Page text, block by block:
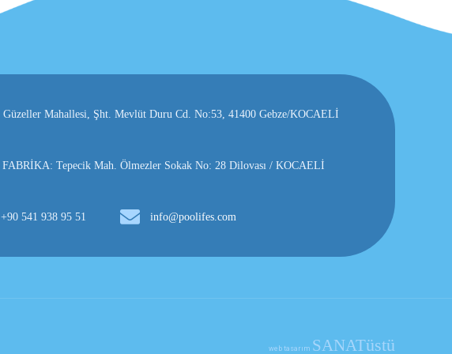
Güzeller Mahallesi, Şht. Mevlüt Duru Cd. No:53, 41400 Gebze/KOCAELİ
FABRİKA: Tepecik Mah. Ölmezler Sokak No: 28 Dilovası / KOCAELİ
+90 541 938 95 51 info@poolifes.com
web tasarım SANATüstü